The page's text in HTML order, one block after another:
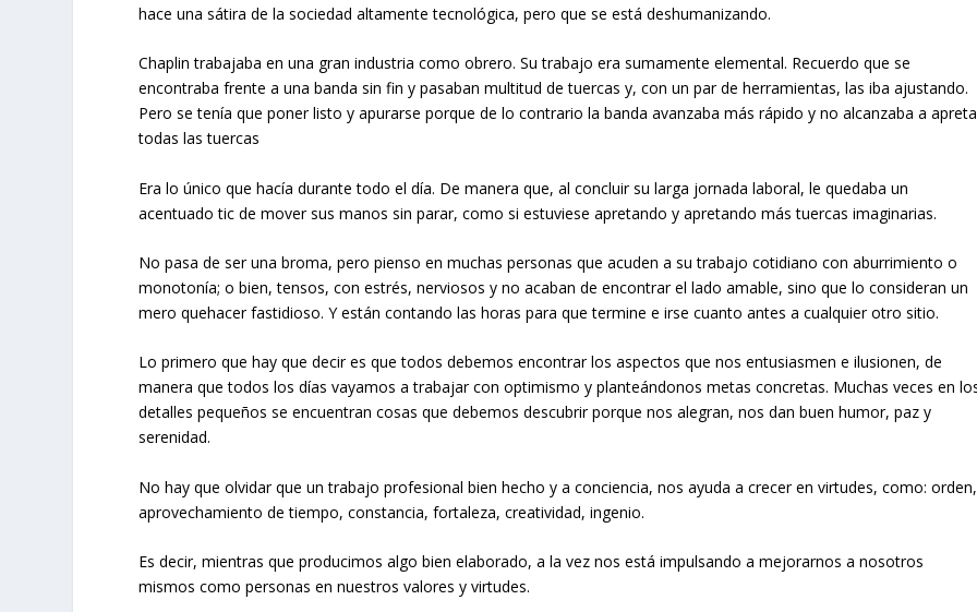
hace una sátira de la sociedad altamente tecnológica, pero que se está deshumanizando.
Chaplin trabajaba en una gran industria como obrero. Su trabajo era sumamente elemental. Recuerdo que se
encontraba frente a una banda sin fin y pasaban multitud de tuercas y, con un par de herramientas, las iba ajustando.
Pero se tenía que poner listo y apurarse porque de lo contrario la banda avanzaba más rápido y no alcanzaba a
todas las tuercas
Era lo único que hacía durante todo el día. De manera que, al concluir su larga jornada laboral, le quedaba un
acentuado tic de mover sus manos sin parar, como si estuviese apretando y apretando más tuercas imaginarias.
No pasa de ser una broma, pero pienso en muchas personas que acuden a su trabajo cotidiano con aburrimiento o
monotonía; o bien, tensos, con estrés, nerviosos y no acaban de encontrar el lado amable, sino que lo consideran un
mero quehacer fastidioso. Y están contando las horas para que termine e irse cuanto antes a cualquier otro sitio.
Lo primero que hay que decir es que todos debemos encontrar los aspectos que nos entusiasmen e ilusionen, de
manera que todos los días vayamos a trabajar con optimismo y planteándonos metas concretas. Muchas veces en
detalles pequeños se encuentran cosas que debemos descubrir porque nos alegran, nos dan buen humor, paz y
serenidad.
No hay que olvidar que un trabajo profesional bien hecho y a conciencia, nos ayuda a crecer en virtudes, como: orden,
aprovechamiento de tiempo, constancia, fortaleza, creatividad, ingenio.
Es decir, mientras que producimos algo bien elaborado, a la vez nos está impulsando a mejorarnos a nosotros
mismos como personas en nuestros valores y virtudes.